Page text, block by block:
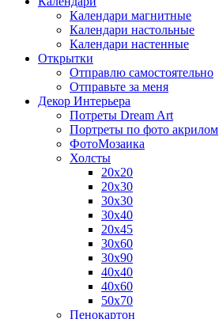
Календари магнитные
Календари настольные
Календари настенные
Открытки
Отправлю самостоятельно
Отправьте за меня
Декор Интерьера
Потреты Dream Art
Портреты по фото акрилом
ФотоМозаика
Холсты
20х20
20х30
30х30
30х40
20х45
30х60
30х90
40х40
40х60
50х70
Пенокартон